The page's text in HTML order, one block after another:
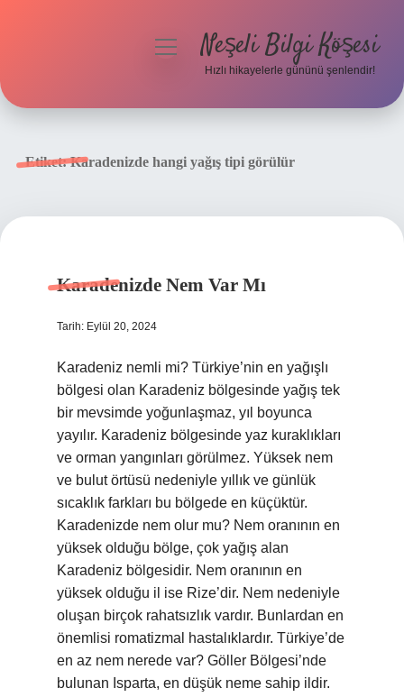
menüyüNeşeli Bilgi Köşesi
Hızlı hikayelerle gününü şenlendir!
Etiket:Karadenizde hangi yağış tipi görülür
Karadenizde Nem Var Mı
Tarih: Eylül 20, 2024
Karadeniz nemli mi? Türkiye’nin en yağışlı
bölgesi olan Karadeniz bölgesinde yağış tek
bir mevsimde yoğunlaşmaz, yıl boyunca
yayılır. Karadeniz bölgesinde yaz kuraklıkları
ve orman yangınları görülmez. Yüksek nem
ve bulut örtüsü nedeniyle yıllık ve günlük
sıcaklık farkları bu bölgede en küçüktür.
Karadenizde nem olur mu? Nem oranının en
yüksek olduğu bölge, çok yağış alan
Karadeniz bölgesidir. Nem oranının en
yüksek olduğu il ise Rize’dir. Nem nedeniyle
oluşan birçok rahatsızlık vardır. Bunlardan en
önemlisi romatizmal hastalıklardır. Türkiye’de
en az nem nerede var? Göller Bölgesi’nde
bulunan Isparta, en düşük neme sahip ildir.